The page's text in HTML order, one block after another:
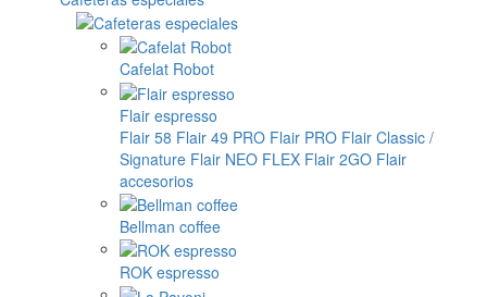
Cafelat Robot
Flair espresso
Flair 58 Flair 49 PRO Flair PRO Flair Classic /
Signature Flair NEO FLEX Flair 2GO Flair
accesorios
Bellman coffee
ROK espresso